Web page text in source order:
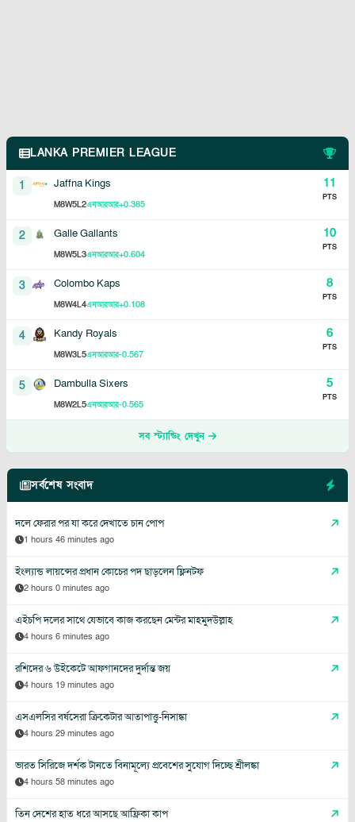
LANKA PREMIER LEAGUE
1 Jaffna Kings
M8W5L2এনআরআর+0.385
11
PTS
2 Galle Gallants
M8W5L3এনআরআর+0.604
10
PTS
3 Colombo Kaps
M8W4L4এনআরআর+0.108
8
PTS
4 Kandy Royals
M8W3L5এনআরআর-0.567
6
PTS
5 Dambulla Sixers
M8W2L5এনআরআর-0.565
5
PTS
সব স্ট্যান্ডিং দেখুন
সর্বশেষ সংবাদ
দলে ফেরার পর যা করে দেখাতে চান পোপ
1 hours 46 minutes ago
ইংল্যান্ড লায়ন্সের প্রধান কোচের পদ ছাড়লেন ফ্লিনটফ
2 hours 0 minutes ago
এইচপি দলের সাথে যেভাবে কাজ করছেন মেন্টর মাহমুদউল্লাহ
4 hours 6 minutes ago
রশিদের ৬ উইকেটে আফগানদের দুর্দান্ত জয়
4 hours 19 minutes ago
এসএলসির বর্ষসেরা ক্রিকেটার আতাপাত্তু-নিসাঙ্কা
4 hours 29 minutes ago
ভারত সিরিজে দর্শক টানতে বিনামূল্যে প্রবেশের সুযোগ দিচ্ছে শ্রীলঙ্কা
4 hours 58 minutes ago
তিন দেশের হাত ধরে আসছে আফ্রিকা কাপ